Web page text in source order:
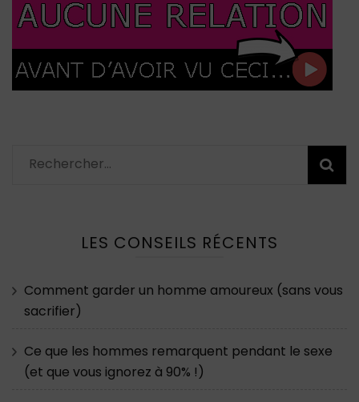
Rechercher :
LES CONSEILS RÉCENTS
Comment garder un homme amoureux (sans vous
sacrifier)
Ce que les hommes remarquent pendant le sexe
(et que vous ignorez à 90% !)